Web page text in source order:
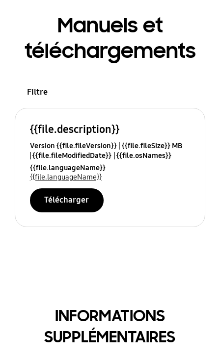
Manuels et
téléchargements
Filtre
{{file.description}}
Version {{file.fileVersion}} {{file.fileSize}} MB
{{file.fileModifiedDate}} {{file.osNames}}
{{file.languageName}}
{{file.languageName}}
Télécharger
INFORMATIONS
SUPPLÉMENTAIRES